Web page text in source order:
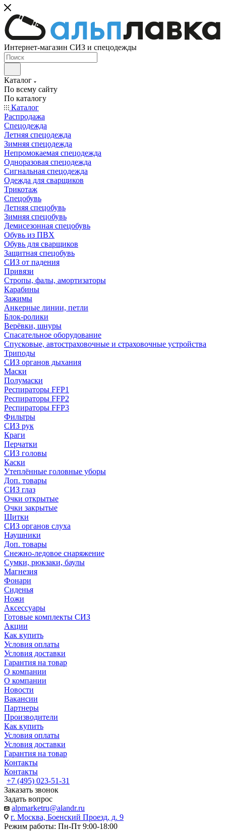
Интернет-магазин СИЗ и спецодежды
Каталог
По всему сайту
По каталогу
Каталог
Распродажа
Спецодежда
Летняя спецодежда
Зимняя спецодежда
Непромокаемая спецодежда
Одноразовая спецодежда
Сигнальная спецодежда
Одежда для сварщиков
Трикотаж
Спецобувь
Летняя спецобувь
Зимняя спецобувь
Демисезонная спецобувь
Обувь из ПВХ
Обувь для сварщиков
Защитная спецобувь
СИЗ от падения
Привязи
Стропы, фалы, амортизаторы
Карабины
Зажимы
Анкерные линии, петли
Блок-ролики
Верёвки, шнуры
Спасательное оборудование
Спусковые, автостраховочные и страховочные устройства
Триподы
СИЗ органов дыхания
Маски
Полумаски
Респираторы FFP1
Респираторы FFP2
Респираторы FFP3
Фильтры
СИЗ рук
Краги
Перчатки
СИЗ головы
Каски
Утеплённые головные уборы
Доп. товары
СИЗ глаз
Очки открытые
Очки закрытые
Щитки
СИЗ органов слуха
Наушники
Доп. товары
Снежно-ледовое снаряжение
Сумки, рюкзаки, баулы
Магнезия
Фонари
Сиденья
Ножи
Аксессуары
Готовые комплекты СИЗ
Акции
Как купить
Условия оплаты
Условия доставки
Гарантия на товар
О компании
О компании
Новости
Вакансии
Партнеры
Производители
Как купить
Условия оплаты
Условия доставки
Гарантия на товар
Контакты
Контакты
+7 (495) 023-51-31
Заказать звонок
Задать вопрос
alpmarketru@alandr.ru
г. Москва, Боенский Проезд, д. 9
Режим работы: Пн-Пт 9:00-18:00